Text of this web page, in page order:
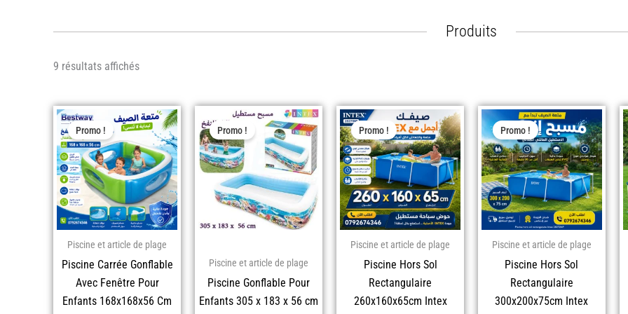
Produits
9 résultats affichés
Promo !
Piscine et article de plage
Piscine Carrée Gonflable
Avec Fenêtre Pour
Enfants 168x168x56 Cm
Le
prix
initial
était :
د.ج 14.000,00.
Le
prix
actuel
est :
د.ج 10.900,00.
Promo !
Piscine et article de plage
Piscine Gonflable Pour
Enfants 305 x 183 x 56 cm
Le
prix
initial
était :
د.ج 20.000,00.
Le
prix
actuel
est :
د.ج 17.900,00.
Promo !
Piscine et article de plage
Piscine Hors Sol
‎Rectangulaire
260x160x65cm Intex
Le
prix
initial
était :
د.ج 44.000,00.
Le
prix
actuel
est :
د.ج 41.900,00.
Promo !
Piscine et article de plage
Piscine Hors Sol
‎Rectangulaire
300x200x75cm Intex
Le
prix
initial
était :
Le
prix
actuel
est :